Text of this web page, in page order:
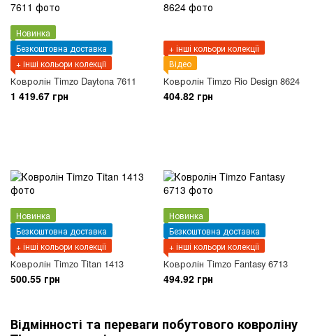
Новинка
Безкоштовна доставка
+ інші кольори колекції
Ковролін Timzo Daytona 7611
1 419.67 грн
+ інші кольори колекції
Відео
Ковролін Timzo Rio Design 8624
404.82 грн
Новинка
Безкоштовна доставка
+ інші кольори колекції
Ковролін Timzo Titan 1413
500.55 грн
Новинка
Безкоштовна доставка
+ інші кольори колекції
Ковролін Timzo Fantasy 6713
494.92 грн
Відмінності та переваги побутового ковроліну